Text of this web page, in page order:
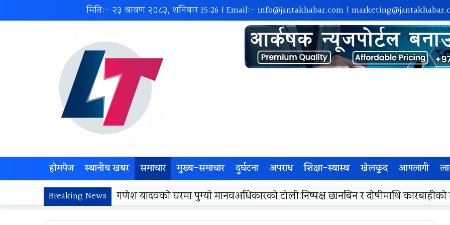
मिति:- २३ श्रावण २०८३, शनिबार15:26 | Email:- info@jantakhabar.com |
होमपेज स्थानीय खबर समाचार मुख्य-समाचार दुर्घटना अपराध शिक्षा-स्वास्थ खेलकुद आगलागी
Breaking News लोकज्योती उत्थान केन्द्रद्वारा अम्बासमा १०५ विपन्न विद्यार्थीलाई शैक्षिक तथा खेलकुद